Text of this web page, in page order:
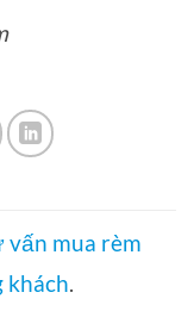
vấn mua rèm
khách.